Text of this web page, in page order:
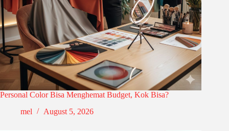
Personal Color Bisa Menghemat Budget, Kok Bisa?
mel
August 5, 2026